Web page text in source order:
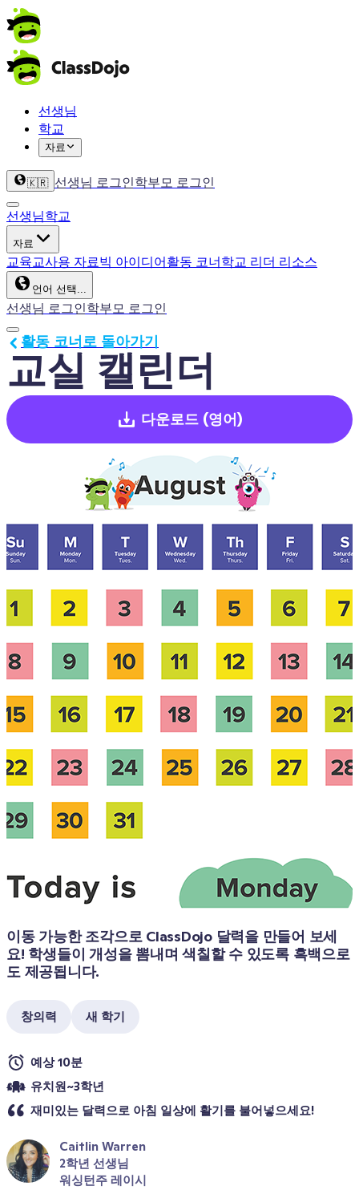
선생님
학교
자료
🇰🇷 선생님 로그인학부모 로그인
선생님학교
자료
교육교사용 자료빅 아이디어활동 코너학교 리더 리소스
언어 선택...
선생님 로그인학부모 로그인
교실 캘린더
활동 코너로 돌아가기
다운로드 (영어)
이동 가능한 조각으로 ClassDojo 달력을 만들어 보세
요! 학생들이 개성을 뽐내며 색칠할 수 있도록 흑백으로
도 제공됩니다.
창의력 새 학기
예상 10분
유치원~3학년
재미있는 달력으로 아침 일상에 활기를 불어넣으세요!
Caitlin Warren
2학년 선생님
워싱턴주 레이시